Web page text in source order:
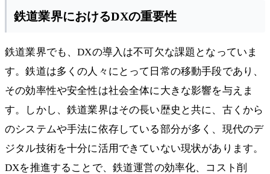
鉄道業界におけるDXの重要性
鉄道業界でも、DXの導入は不可欠な課題となっていま
す。鉄道は多くの人々にとって日常の移動手段であり、
その効率性や安全性は社会全体に大きな影響を与えま
す。しかし、鉄道業界はその長い歴史と共に、古くから
のシステムや手法に依存している部分が多く、現代のデ
ジタル技術を十分に活用できていない現状があります。
DXを推進することで、鉄道運営の効率化、コスト削